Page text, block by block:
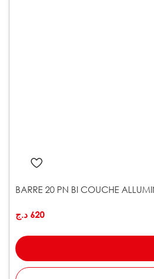
BARRE 20 PN BI COUCHE
620 د.ج